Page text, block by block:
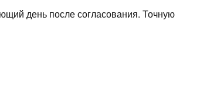
день после согласования. Точную